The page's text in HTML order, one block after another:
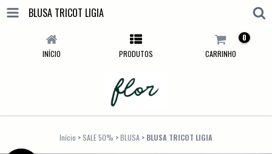
BLUSA TRICOT LIGIA
INÍCIO PRODUTOS CARRINHO
0
Início > SALE 50% >BLUSA > BLUSA TRICOT LIGIA